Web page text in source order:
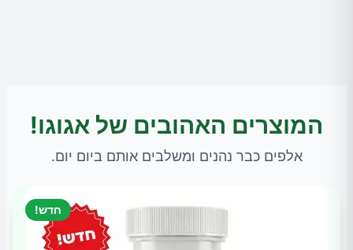
המוצרים האהובים של אגוגו!
אלפים כבר נהנים ומשלבים אותם ביום יום.
חדש!